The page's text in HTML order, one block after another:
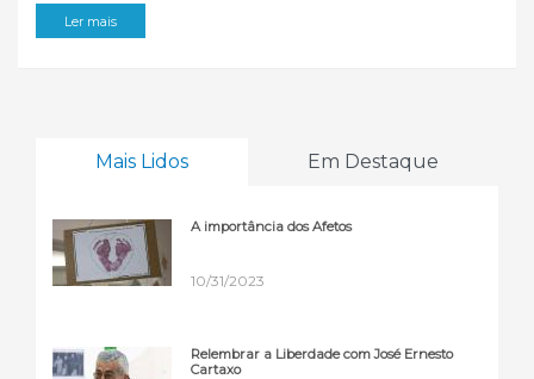
Ler mais
Mais Lidos Em Destaque
A importância dos Afetos
10/31/2023
Relembrar a Liberdade com José Ernesto
Cartaxo